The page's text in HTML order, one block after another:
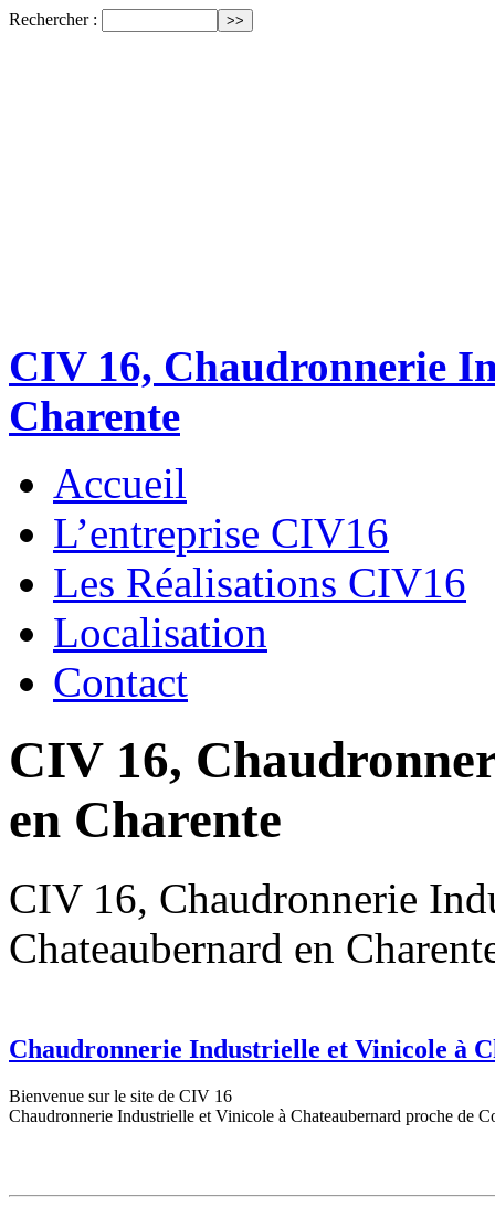
Rechercher :
CIV 16, Chaudronnerie
Charente
Accueil
L’entreprise CIV16
Les Réalisations CIV16
Localisation
Contact
CIV 16,
en Charente
CIV 16, Chaudronnerie
Chateaubernard en
Chaudronnerie Industrielle et Vinicole à
Bienvenue sur le site de CIV 16
Chaudronnerie Industrielle et Vinicole à Chateaubernard proche de